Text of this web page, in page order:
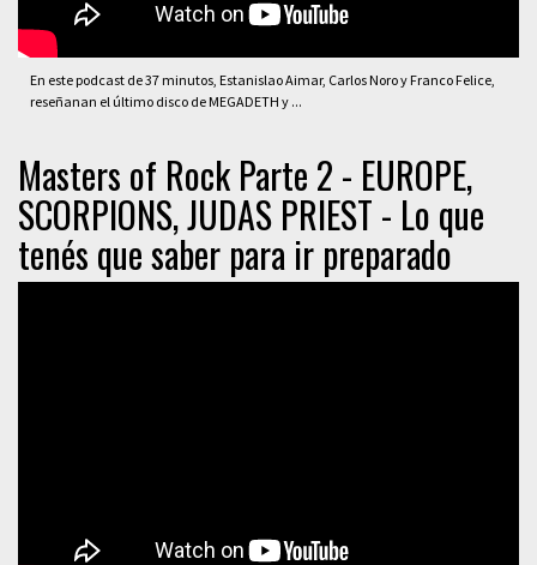
En este podcast de 37 minutos, Estanislao Aimar, Carlos Noro y Franco Felice,
reseñanan el último disco de MEGADETH y ...
Masters of Rock Parte 2 - EUROPE,
SCORPIONS, JUDAS PRIEST - Lo que
tenés que saber para ir preparado